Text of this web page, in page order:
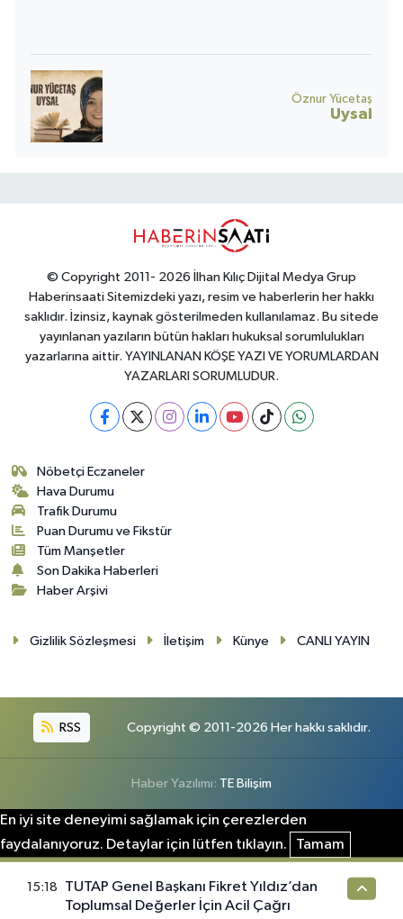
Öznur Yücetaş
Uysal
© Copyright 2011- 2026 İlhan Kılıç Dijital Medya Grup
Haberinsaati Sitemizdeki yazı, resim ve haberlerin her hakkı
saklıdır. İzinsiz, kaynak gösterilmeden kullanılamaz. Bu sitede
yayınlanan yazıların bütün hakları hukuksal sorumlulukları
yazarlarına aittir. YAYINLANAN KÖŞE YAZI VE YORUMLARDAN
YAZARLARI SORUMLUDUR.
Nöbetçi Eczaneler
Hava Durumu
Trafik Durumu
Puan Durumu ve Fikstür
Tüm Manşetler
Son Dakika Haberleri
Haber Arşivi
Gizlilik Sözleşmesi İletişim Künye CANLI YAYIN
RSS Copyright © 2011-2026 Her hakkı saklıdır.
Haber Yazılımı: TE Bilişim
En iyi site deneyimi sağlamak için çerezlerden
faydalanıyoruz. Detaylar için lütfen tıklayın.
Tamam
15:18
TUTAP Genel Başkanı Fikret Yıldız’dan
Toplumsal Değerler İçin Acil Çağrı